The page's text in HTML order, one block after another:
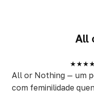
All
All or Nothing — um
com feminilidade